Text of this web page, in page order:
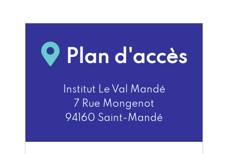
Plan d'accès
Institut Le Val Mandé
7 Rue Mongenot
94160 Saint-Mandé